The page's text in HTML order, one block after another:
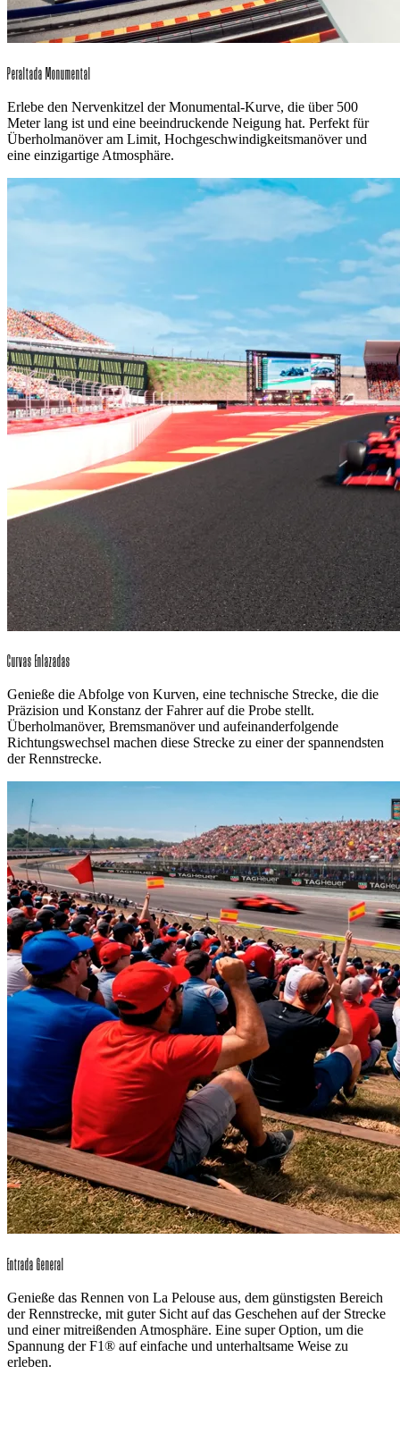
Peraltada Monumental
Erlebe den Nervenkitzel der Monumental-Kurve, die über 500
Meter lang ist und eine beeindruckende Neigung hat. Perfekt für
Überholmanöver am Limit, Hochgeschwindigkeitsmanöver und
eine einzigartige Atmosphäre.
Curvas Enlazadas
Genieße die Abfolge von Kurven, eine technische Strecke, die die
Präzision und Konstanz der Fahrer auf die Probe stellt.
Überholmanöver, Bremsmanöver und aufeinanderfolgende
Richtungswechsel machen diese Strecke zu einer der spannendsten
der Rennstrecke.
Entrada General
Genieße das Rennen von La Pelouse aus, dem günstigsten Bereich
der Rennstrecke, mit guter Sicht auf das Geschehen auf der Strecke
und einer mitreißenden Atmosphäre. Eine super Option, um die
Spannung der F1® auf einfache und unterhaltsame Weise zu
erleben.